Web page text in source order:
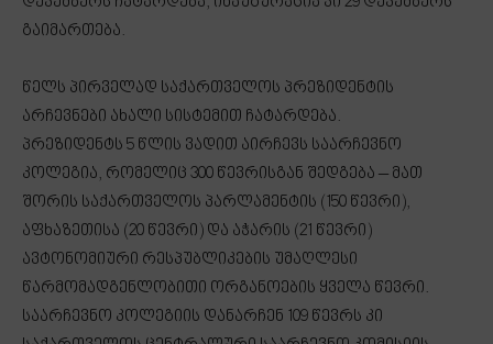
გაიმართება.
წელს პირველად საქართველოს პრეზიდენტის
არჩევნები ახალი სისტემით ჩატარდება.
პრეზიდენტს 5 წლის ვადით აირჩევს საარჩევნო
კოლეგია, რომელიც 300 წევრისგან შედგება – მათ
შორის საქართველოს პარლამენტის (150 წევრი),
აფხაზეთისა (20 წევრი) და აჭარის (21 წევრი)
ავტონომიური რესპუბლიკების უმაღლესი
წარმომადგენლობითი ორგანოების ყველა წევრი.
საარჩევნო კოლეგიის დანარჩენ 109 წევრს კი